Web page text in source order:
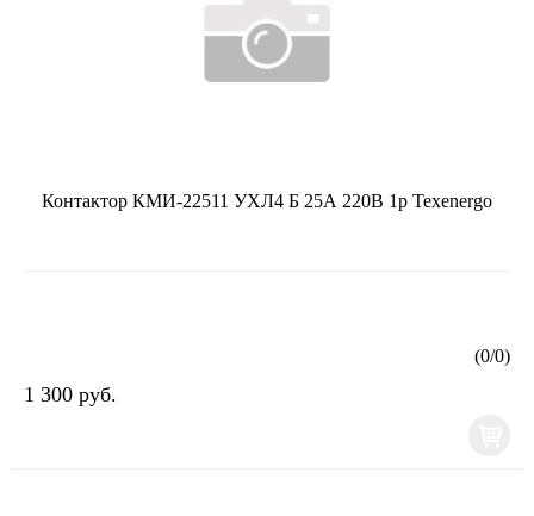
Контактор КМИ-22511 УХЛ4 Б 25А 220В 1р Texenergo
(0/0)
1 300 руб.